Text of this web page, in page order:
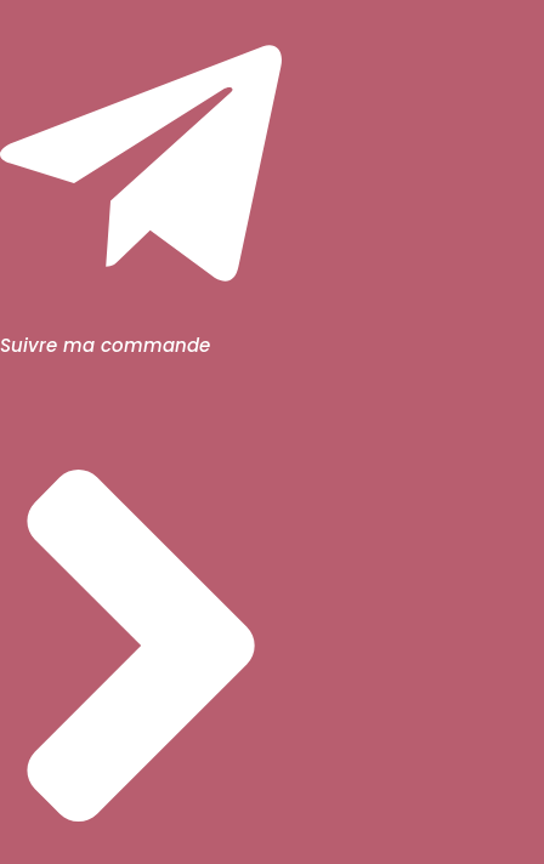
Suivre ma commande